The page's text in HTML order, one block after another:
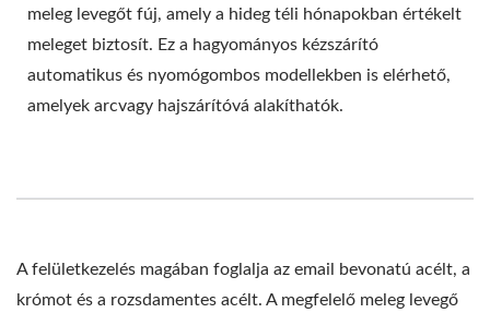
meleg levegőt fúj, amely a hideg téli hónapokban értékelt
meleget biztosít. Ez a hagyományos kézszárító
automatikus és nyomógombos modellekben is elérhető,
amelyek arcvagy hajszárítóvá alakíthatók.
A felületkezelés magában foglalja az email bevonatú acélt, a
krómot és a rozsdamentes acélt. A megfelelő meleg levegő